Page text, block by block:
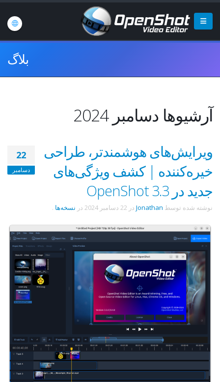
بلاگ
آرشیوها دسامبر 2024
22
دسامبر
ویرایش‌های هوشمندتر، طراحی
خیره‌کننده | کشف ویژگی‌های
جدید در OpenShot 3.3
نوشته شده توسط Jonathan در 22 دسامبر 2024 در نسخه‌ها .